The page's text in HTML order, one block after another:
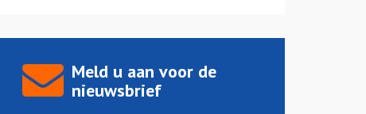
Meld u aan voor de
nieuwsbrief